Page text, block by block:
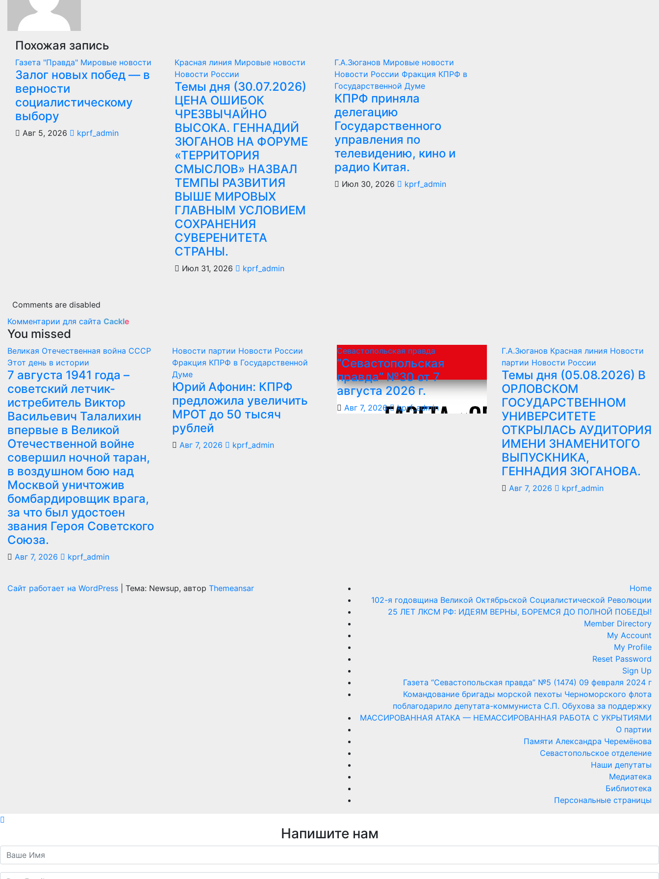
Похожая запись
Газета "Правда" Мировые новости
Залог новых побед — в
верности
социалистическому
выбору
Авг 5, 2026 kprf_admin
Красная линия Мировые новости
Новости России
Темы дня (30.07.2026)
ЦЕНА ОШИБОК
ЧРЕЗВЫЧАЙНО
ВЫСОКА. ГЕННАДИЙ
ЗЮГАНОВ НА ФОРУМЕ
«ТЕРРИТОРИЯ
СМЫСЛОВ» НАЗВАЛ
ТЕМПЫ РАЗВИТИЯ
ВЫШЕ МИРОВЫХ
ГЛАВНЫМ УСЛОВИЕМ
СОХРАНЕНИЯ
СУВЕРЕНИТЕТА
СТРАНЫ.
Июл 31, 2026 kprf_admin
Г.А.Зюганов Мировые новости
Новости России Фракция КПРФ в
Государственной Думе
КПРФ приняла
делегацию
Государственного
управления по
телевидению, кино и
радио Китая.
Июл 30, 2026 kprf_admin
Comments are disabled
Комментарии для сайта Cackle
You missed
Великая Отечественная война СССР
Этот день в истории
7 августа 1941 года –
советский летчик-
истребитель Виктор
Васильевич Талалихин
впервые в Великой
Отечественной войне
совершил ночной таран,
в воздушном бою над
Москвой уничтожив
бомбардировщик врага,
за что был удостоен
звания Героя Советского
Союза.
Авг 7, 2026 kprf_admin
Новости партии Новости России
Фракция КПРФ в Государственной
Думе
Юрий Афонин: КПРФ
предложила увеличить
МРОТ до 50 тысяч
рублей
Авг 7, 2026 kprf_admin
Севастопольская правда
“Севастопольская
правда” №30 от 7
августа 2026 г.
Авг 7, 2026 kprf_admin
Г.А.Зюганов Красная линия Новости
партии Новости России
Темы дня (05.08.2026) В
ОРЛОВСКОМ
ГОСУДАРСТВЕННОМ
УНИВЕРСИТЕТЕ
ОТКРЫЛАСЬ АУДИТОРИЯ
ИМЕНИ ЗНАМЕНИТОГО
ВЫПУСКНИКА,
ГЕННАДИЯ ЗЮГАНОВА.
Авг 7, 2026 kprf_admin
Сайт работает на WordPress Тема: Newsup, автор Themeansar
Home
102-я годовщина Великой Октябрьской Социалистической Революции
25 ЛЕТ ЛКСМ РФ: ИДЕЯМ ВЕРНЫ, БОРЕМСЯ ДО ПОЛНОЙ ПОБЕДЫ!
Member Directory
My Account
My Profile
Reset Password
Sign Up
Газета “Севастопольская правда” №5 (1474) 09 февраля 2024 г
Командование бригады морской пехоты Черноморского флота
поблагодарило депутата-коммуниста С.П. Обухова за поддержку
МАССИРОВАННАЯ АТАКА — НЕМАССИРОВАННАЯ РАБОТА С УКРЫТИЯМИ
О партии
Памяти Александра Черемёнова
Севастопольское отделение
Наши депутаты
Медиатека
Библиотека
Персональные страницы
Напишите нам